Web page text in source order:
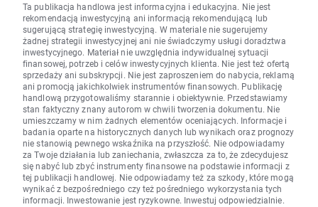
Ta publikacja handlowa jest informacyjna i edukacyjna. Nie jest
rekomendacją inwestycyjną ani informacją rekomendującą lub
sugerującą strategię inwestycyjną. W materiale nie sugerujemy
żadnej strategii inwestycyjnej ani nie świadczymy usługi doradztwa
inwestycyjnego. Materiał nie uwzględnia indywidualnej sytuacji
finansowej, potrzeb i celów inwestycyjnych klienta. Nie jest też ofertą
sprzedaży ani subskrypcji. Nie jest zaproszeniem do nabycia, reklamą
ani promocją jakichkolwiek instrumentów finansowych. Publikację
handlową przygotowaliśmy starannie i obiektywnie. Przedstawiamy
stan faktyczny znany autorom w chwili tworzenia dokumentu. Nie
umieszczamy w nim żadnych elementów oceniających. Informacje i
badania oparte na historycznych danych lub wynikach oraz prognozy
nie stanowią pewnego wskaźnika na przyszłość. Nie odpowiadamy
za Twoje działania lub zaniechania, zwłaszcza za to, że zdecydujesz
się nabyć lub zbyć instrumenty finansowe na podstawie informacji z
tej publikacji handlowej. Nie odpowiadamy też za szkody, które mogą
wynikać z bezpośredniego czy też pośredniego wykorzystania tych
informacji. Inwestowanie jest ryzykowne. Inwestuj odpowiedzialnie.